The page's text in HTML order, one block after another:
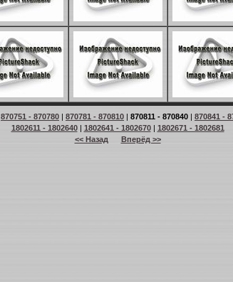
870751 - 870780 | 870781 - 870810 | 870811 - 870840 | 870841 -
1802611 - 1802640| 1802641 - 1802670| 1802671 - 1802681
<< Назад
Вперёд >>